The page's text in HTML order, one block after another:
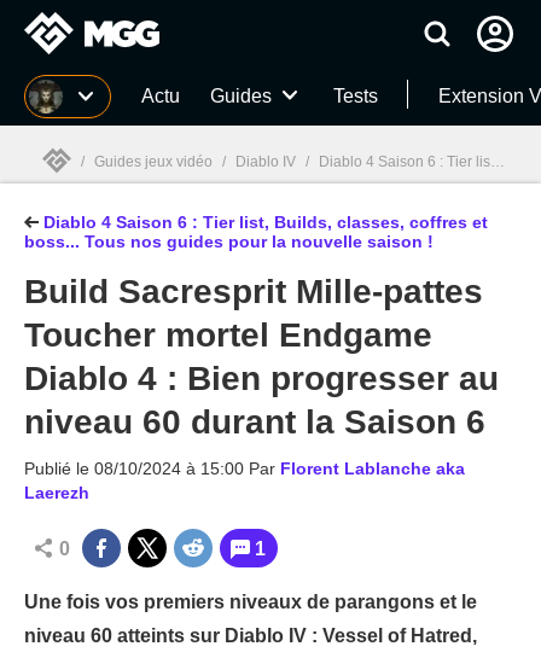
MGG Actu Guides Tests Extension
MGG
/ Guides jeux vidéo / Diablo IV / Diablo 4 Saison 6 : Tier list, Builds, classes, coffres et boss... Tous nos guides pour la nouvelle saison !
Diablo 4 Saison 6 : Tier list, Builds, classes, coffres et
boss... Tous nos guides pour la nouvelle saison !
Build Sacresprit Mille-pattes
Toucher mortel Endgame
Diablo 4 : Bien progresser au
niveau 60 durant la Saison 6
Publié le 08/10/2024 à 15:00 Par Florent Lablanche aka
Laerezh
0 1
Une fois vos premiers niveaux de parangons et le
niveau 60 atteints sur Diablo IV : Vessel of Hatred,